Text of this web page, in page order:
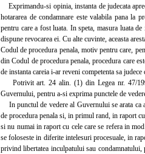
Exprimandu-si opinia, instanta de judecata
hotararea de condamnare este valabila pana la
pentru care a fost luata. In speta, masura luata
dispune revocarea ei. Cu alte cuvinte, aceasta
Codul de procedura penala, motiv pentru care,
din Codul de procedura penala, procedura care
de instanta careia i-ar reveni competenta sa
Potrivit art. 24 alin. (1) din Legea nr. 47/
Guvernului, pentru a-si exprima punctele de
In punctul de vedere al Guvernului se arata ca
de procedura penala si, in primul rand, in raport
si nu numai in raport cu cele care se refera in
se foloseste in diferite intelesuri procesuale, in
privind libertatea inculpatului sau condamnatului,